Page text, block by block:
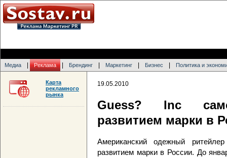
Медиа Реклама Брендинг Маркетинг Бизнес Политика и
19.05.2010
Guess? Inc
развитием марки в
Американский одежный
развитием марки в России. До
Карта
рекламного
рынка